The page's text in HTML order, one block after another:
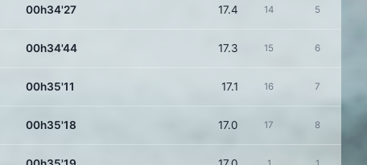
00h34'27 17.4 14 5
00h34'44 17.3 15 6
00h35'11 17.1 16 7
00h35'18 17.0 17 8